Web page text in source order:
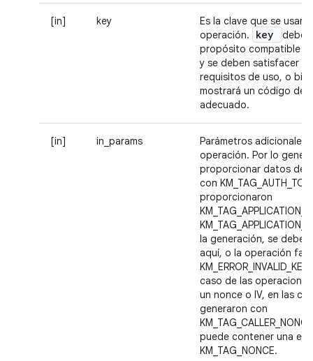
[in] key
Es la clave que se usará
operación.
key
debe
propósito compatible
y se deben satisfacer
requisitos de uso, o
mostrará un código de
adecuado.
[in] in_params
Parámetros adicionales
operación. Por lo
proporcionar datos de
con
proporcionaron
la generación, se
aquí, o la operación
caso de las
un nonce o IV, en las
generaron con
puede contener una
KM_TAG_NONCE.